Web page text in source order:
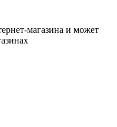
магазина и может